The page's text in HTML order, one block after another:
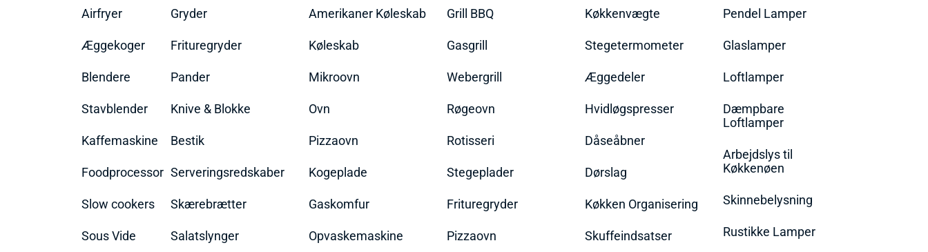
Airfryer
Æggekoger
Blendere
Stavblender
Kaffemaskine
Foodprocessor
Slow cookers
Sous Vide
Gryder
Frituregryder
Pander
Knive & Blokke
Bestik
Serveringsredskaber
Skærebrætter
Salatslynger
Amerikaner Køleskab
Køleskab
Mikroovn
Ovn
Pizzaovn
Kogeplade
Gaskomfur
Opvaskemaskine
Grill BBQ
Gasgrill
Webergrill
Røgeovn
Rotisseri
Stegeplader
Frituregryder
Pizzaovn
Køkkenvægte
Stegetermometer
Æggedeler
Hvidløgspresser
Dåseåbner
Dørslag
Køkken Organisering
Skuffeindsatser
Pendel Lamper
Glaslamper
Loftlamper
Dæmpbare
Loftlamper
Arbejdslys til
Køkkenøen
Skinnebelysning
Rustikke Lamper